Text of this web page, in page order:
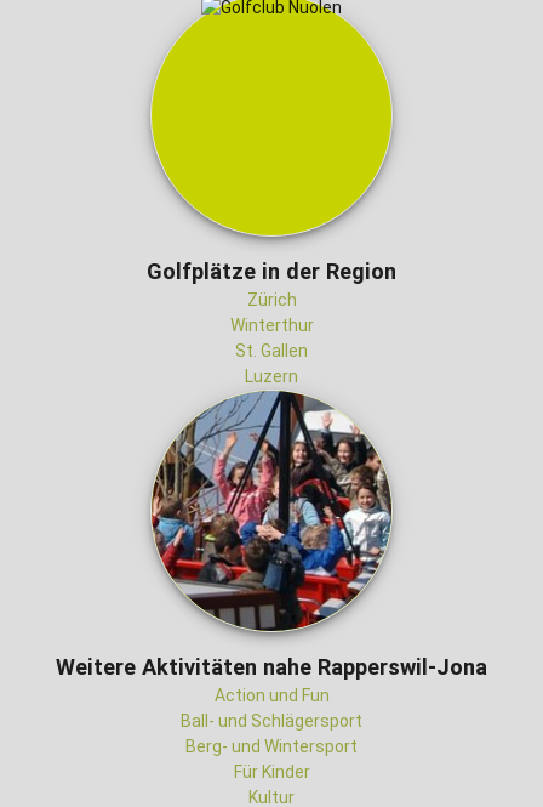
Golfplätze in der Region
Zürich
Winterthur
St. Gallen
Luzern
Weitere Aktivitäten nahe Rapperswil-Jona
Action und Fun
Ball- und Schlägersport
Berg- und Wintersport
Für Kinder
Kultur